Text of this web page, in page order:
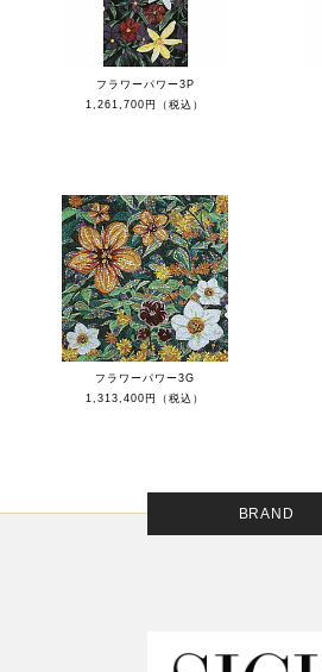
フラワーパワー3P
1,261,700円（税込）
フラワーパワー3G
1,313,400円（税込）
BRAND